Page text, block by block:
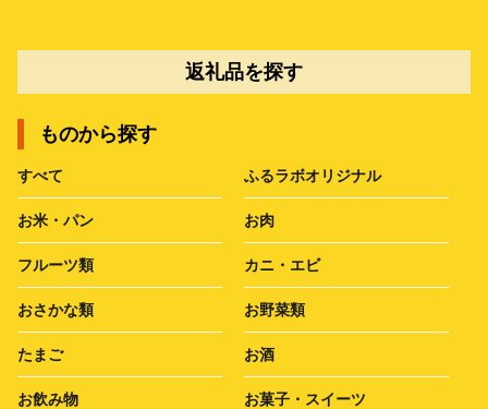
返礼品を探す
ものから探す
すべて ふるラボオリジナル
お米・パン お肉
フルーツ類 カニ・エビ
おさかな類 お野菜類
たまご お酒
お飲み物 お菓子・スイーツ